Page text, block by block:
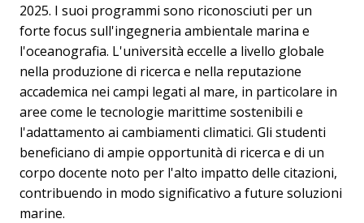
2025. I suoi programmi sono riconosciuti per un
forte focus sull'ingegneria ambientale marina e
l'oceanografia. L'università eccelle a livello globale
nella produzione di ricerca e nella reputazione
accademica nei campi legati al mare, in particolare in
aree come le tecnologie marittime sostenibili e
l'adattamento ai cambiamenti climatici. Gli studenti
beneficiano di ampie opportunità di ricerca e di un
corpo docente noto per l'alto impatto delle citazioni,
contribuendo in modo significativo a future soluzioni
marine.